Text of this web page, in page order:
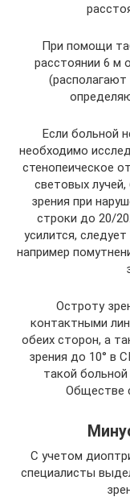
При помощи
расстоянии 6 м
Если больной
необходимо
стенопеическое
световых
зрения при
строки до 20/
усилится,
например
Остроту
контактными
обеих сторон, а
зрения до 10° в
такой
Обществе
С учетом
специалисты